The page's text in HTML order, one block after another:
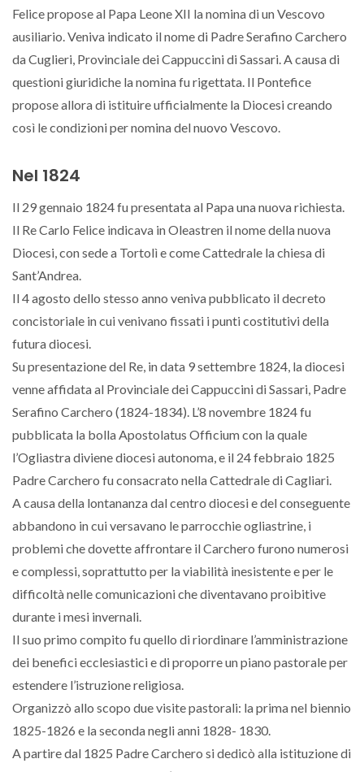
Felice propose al Papa Leone XII la nomina di un Vescovo
ausiliario. Veniva indicato il nome di Padre Serafino Carchero
da Cuglieri, Provinciale dei Cappuccini di Sassari. A causa di
questioni giuridiche la nomina fu rigettata. Il Pontefice
propose allora di istituire ufficialmente la Diocesi creando
così le condizioni per nomina del nuovo Vescovo.
Nel 1824
Il 29 gennaio 1824 fu presentata al Papa una nuova richiesta.
Il Re Carlo Felice indicava in Oleastren il nome della nuova
Diocesi, con sede a Tortolì e come Cattedrale la chiesa di
Sant’Andrea.
Il 4 agosto dello stesso anno veniva pubblicato il decreto
concistoriale in cui venivano fissati i punti costitutivi della
futura diocesi.
Su presentazione del Re, in data 9 settembre 1824, la diocesi
venne affidata al Provinciale dei Cappuccini di Sassari, Padre
Serafino Carchero (1824-1834). L’8 novembre 1824 fu
pubblicata la bolla Apostolatus Officium con la quale
l’Ogliastra diviene diocesi autonoma, e il 24 febbraio 1825
Padre Carchero fu consacrato nella Cattedrale di Cagliari.
A causa della lontananza dal centro diocesi e del conseguente
abbandono in cui versavano le parrocchie ogliastrine, i
problemi che dovette affrontare il Carchero furono numerosi
e complessi, soprattutto per la viabilità inesistente e per le
difficoltà nelle comunicazioni che diventavano proibitive
durante i mesi invernali.
Il suo primo compito fu quello di riordinare l’amministrazione
dei benefici ecclesiastici e di proporre un piano pastorale per
estendere l’istruzione religiosa.
Organizzò allo scopo due visite pastorali: la prima nel biennio
1825-1826 e la seconda negli anni 1828- 1830.
A partire dal 1825 Padre Carchero si dedicò alla istituzione di